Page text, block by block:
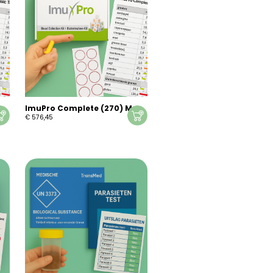
ImuPro Complete (270) M
€ 576,45